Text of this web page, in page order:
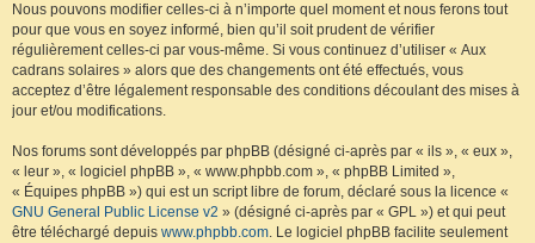
Nous pouvons modifier celles-ci à n’importe quel moment et nous ferons tout
pour que vous en soyez informé, bien qu’il soit prudent de vérifier
régulièrement celles-ci par vous-même. Si vous continuez d’utiliser « Aux
cadrans solaires » alors que des changements ont été effectués, vous
acceptez d’être légalement responsable des conditions découlant des mises à
jour et/ou modifications.
Nos forums sont développés par phpBB (désigné ci-après par « ils », « eux »,
« leur », « logiciel phpBB », « www.phpbb.com », « phpBB Limited »,
« Équipes phpBB ») qui est un script libre de forum, déclaré sous la licence «
GNU General Public License v2 » (désigné ci-après par « GPL ») et qui peut
être téléchargé depuis www.phpbb.com. Le logiciel phpBB facilite seulement